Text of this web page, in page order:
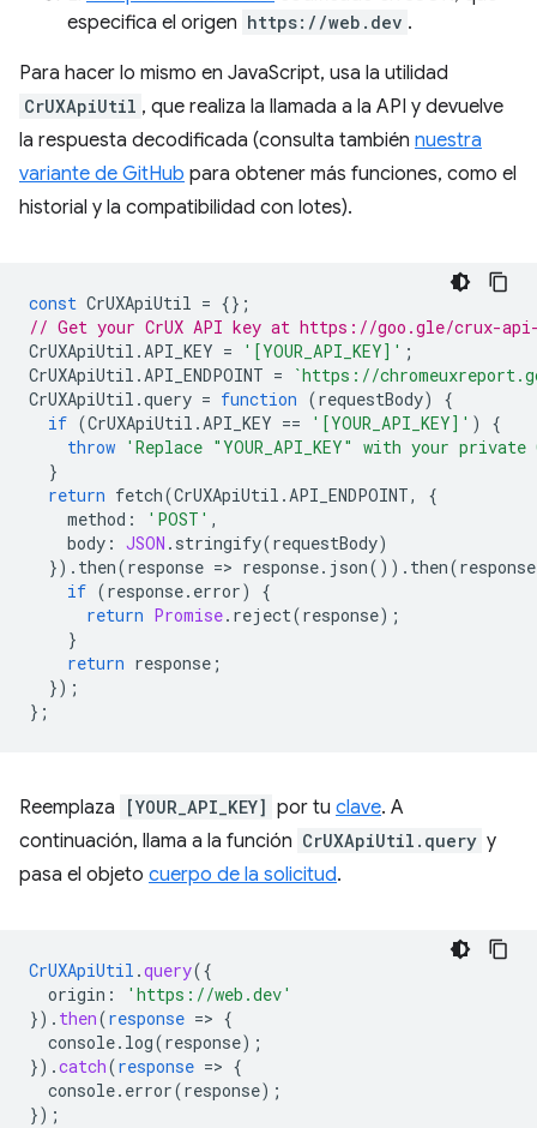
especifica el origen https://web.dev .
Para hacer lo mismo en JavaScript, usa la utilidad
CrUXApiUtil , que realiza la llamada a la API y devuelve
la respuesta decodificada (consulta también nuestra
variante de GitHub para obtener más funciones, como el
historial y la compatibilidad con lotes).
const CrUXApiUtil = {};
// Get your CrUX API key at https://goo.gle/crux-
CrUXApiUtil .API_KEY = '[YOUR_API_KEY]' ;
CrUXApiUtil .API_ENDPOINT =
`https://
CrUXApiUtil .query = function (requestBody)
{
if (CrUXApiUtil .API_KEY == '[YOUR_API_KEY]' )
{
throw 'Replace "YOUR_API_KEY" with your
}
return fetch(CrUXApiUtil .API_ENDPOINT,
{
method : 'POST' ,
body : JSON . stringify(requestBody)
}). then(response => response. json()). then(response
if (response. error)
{
return Promise. reject(response);
}
return response ;
});
};
Reemplaza [YOUR_API_KEY] por tu clave. A
continuación, llama a la función CrUXApiUtil.query y
pasa el objeto cuerpo de la solicitud.
CrUXApiUtil .query({
origin :
'https://web.dev'
}) . then(response => {
console.log(response) ;
}) .catch(response => {
console.error(response) ;
});